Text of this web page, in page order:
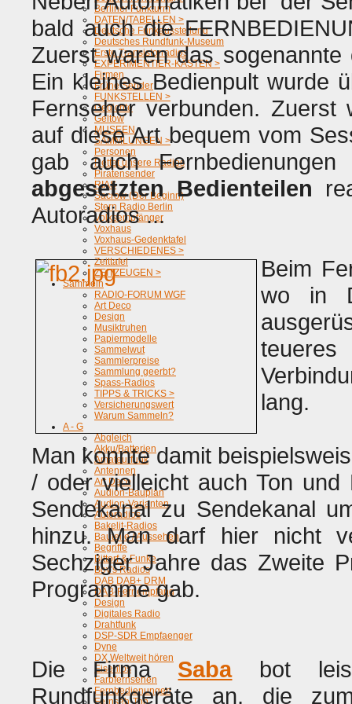
Berliner Funkturm
DATEN/TABELLEN >
Deutsche Funkausstellung
Deutsches Rundfunk-Museum
Erste Transistorradios
EXPERIMENTIER-KÄSTEN >
Firmen
Frühe Sender
FUNKSTELLEN >
Gedichte
Geltow
MUSEEN
SAMMLUNGEN >
Personen
Rettet unsere Radios
Piratensender
RIAS
Sacrow (Der Beginn)
Stern Radio Berlin
Volksempfänger
Voxhaus
Voxhaus-Gedenktafel
VERSCHIEDENES >
Zeittafel
ZEITZEUGEN >
Sammeln
RADIO-FORUM WGF
Art Deco
Design
Musiktruhen
Papiermodelle
Sammelwut
Sammlerpreise
Sammlung geerbt?
Spass-Radios
TIPPS & TRICKS >
Versicherungswert
Warum Sammeln?
A - G
Abgleich
Akku/Batterien
Amateurfunk
Antennen
Art Deco
Audion-Bauplan
Audion-Varianten
Autoradios
Bakelit-Radios
Bauteile / Aussehen
Begriffe
Bittorf & Funke
Boy's Radios
DAB DAB+ DRM
DAB-Fernempfang
Design
Digitales Radio
Drahtfunk
DSP-SDR Empfaenger
Dyne
DX Weltweit hören
Eisenlos
Farbfernsehen
Fernbedienungen
Fernseh-Ton
bald auch die
Zuerst waren das sogenannte
Ein kleines Bedienpult wurde
Fernseher verbunden.
auf diese Art bequem vom
gab auch
abgesetzten Bedienteilen
Autoradios ...
Beim
wo in
lang.
Man konnte damit
/ oder vielleicht auch Ton und
Sendekanal zu Sendekanal
hinzu. Man darf hier nicht
Sechziger Jahre das Zweite
Programme gab.
Die FirmaSababot
Rundfunkgeräte an, die